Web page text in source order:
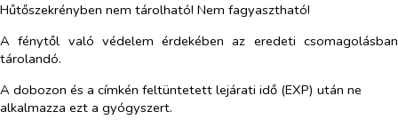
Hűtőszekrényben nem tárolható! Nem fagyasztható!
A fénytől való védelem érdekében az eredeti csomagolásban
tárolandó.
A dobozon és a címkén feltüntetett lejárati idő (EXP) után ne
alkalmazza ezt a gyógyszert.